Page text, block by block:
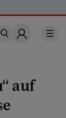
Account
auf